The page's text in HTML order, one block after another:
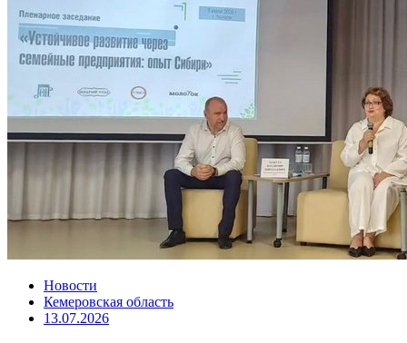
Новости
Кемеровская область
13.07.2026